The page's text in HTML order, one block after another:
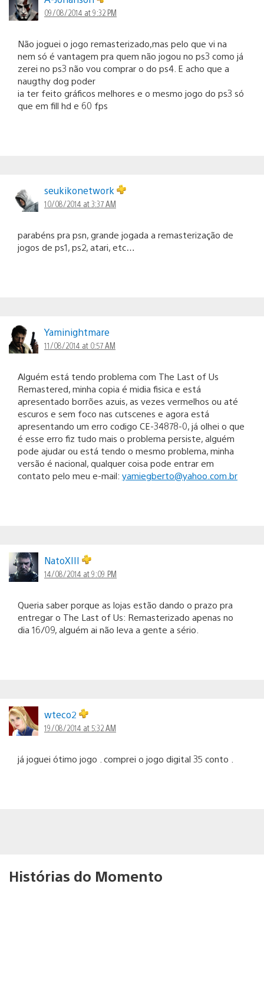
09/08/2014 at 9:32 PM
Não joguei o jogo remasterizado,mas pelo que vi na
nem só é vantagem pra quem não jogou no ps3 como já
zerei no ps3 não vou comprar o do ps4. E acho que a
naugthy dog poder
ia ter feito gráficos melhores e o mesmo jogo do ps3 só
que em fill hd e 60 fps
seukikonetwork
10/08/2014 at 3:37 AM
parabéns pra psn, grande jogada a remasterização de
jogos de ps1, ps2, atari, etc…
Yaminightmare
11/08/2014 at 0:57 AM
Alguém está tendo problema com The Last of Us
Remastered, minha copia é midia fisica e está
apresentado borrões azuis, as vezes vermelhos ou até
escuros e sem foco nas cutscenes e agora está
apresentando um erro codigo CE-34878-0, já olhei o que
é esse erro fiz tudo mais o problema persiste, alguém
pode ajudar ou está tendo o mesmo problema, minha
versão é nacional, qualquer coisa pode entrar em
contato pelo meu e-mail: yamiegberto@yahoo.com.br
NatoXIII
14/08/2014 at 9:09 PM
Queria saber porque as lojas estão dando o prazo pra
entregar o The Last of Us: Remasterizado apenas no
dia 16/09, alguém ai não leva a gente a sério.
wteco2
19/08/2014 at 5:32 AM
já joguei ótimo jogo . comprei o jogo digital 35 conto .
Histórias do Momento